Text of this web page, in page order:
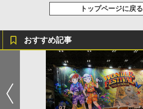
トップページに戻る
おすすめ記事